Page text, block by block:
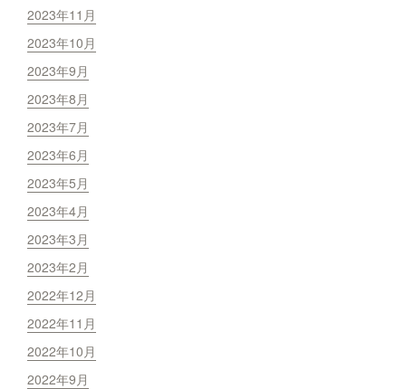
2023年11月
2023年10月
2023年9月
2023年8月
2023年7月
2023年6月
2023年5月
2023年4月
2023年3月
2023年2月
2022年12月
2022年11月
2022年10月
2022年9月